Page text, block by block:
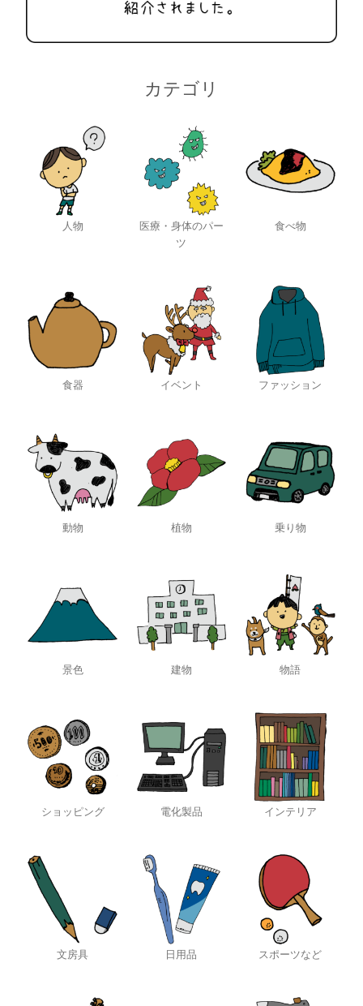
カテゴリ
人物
医療・身体のパー
ツ
食べ物
食器 イベント ファッション
動物 植物 乗り物
景色 建物 物語
ショッピング 電化製品 インテリア
文房具 日用品 スポーツなど